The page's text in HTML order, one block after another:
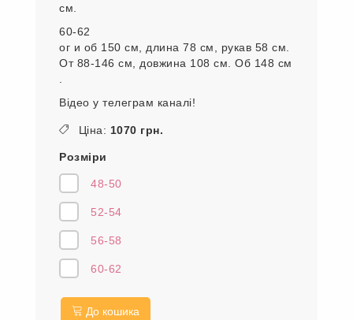
см.
60-62
ог и об 150 см, длина 78 см, рукав 58 см.
От 88-146 см, довжина 108 см. Об 148 см
.
Відео у телеграм каналі!
Ціна: 1070 грн.
Розміри
48-50
52-54
56-58
60-62
До кошика